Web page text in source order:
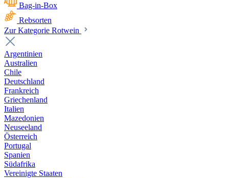
Bag-in-Box
Rebsorten
Zur Kategorie Rotwein
Argentinien
Australien
Chile
Deutschland
Frankreich
Griechenland
Italien
Mazedonien
Neuseeland
Österreich
Portugal
Spanien
Südafrika
Vereinigte Staaten